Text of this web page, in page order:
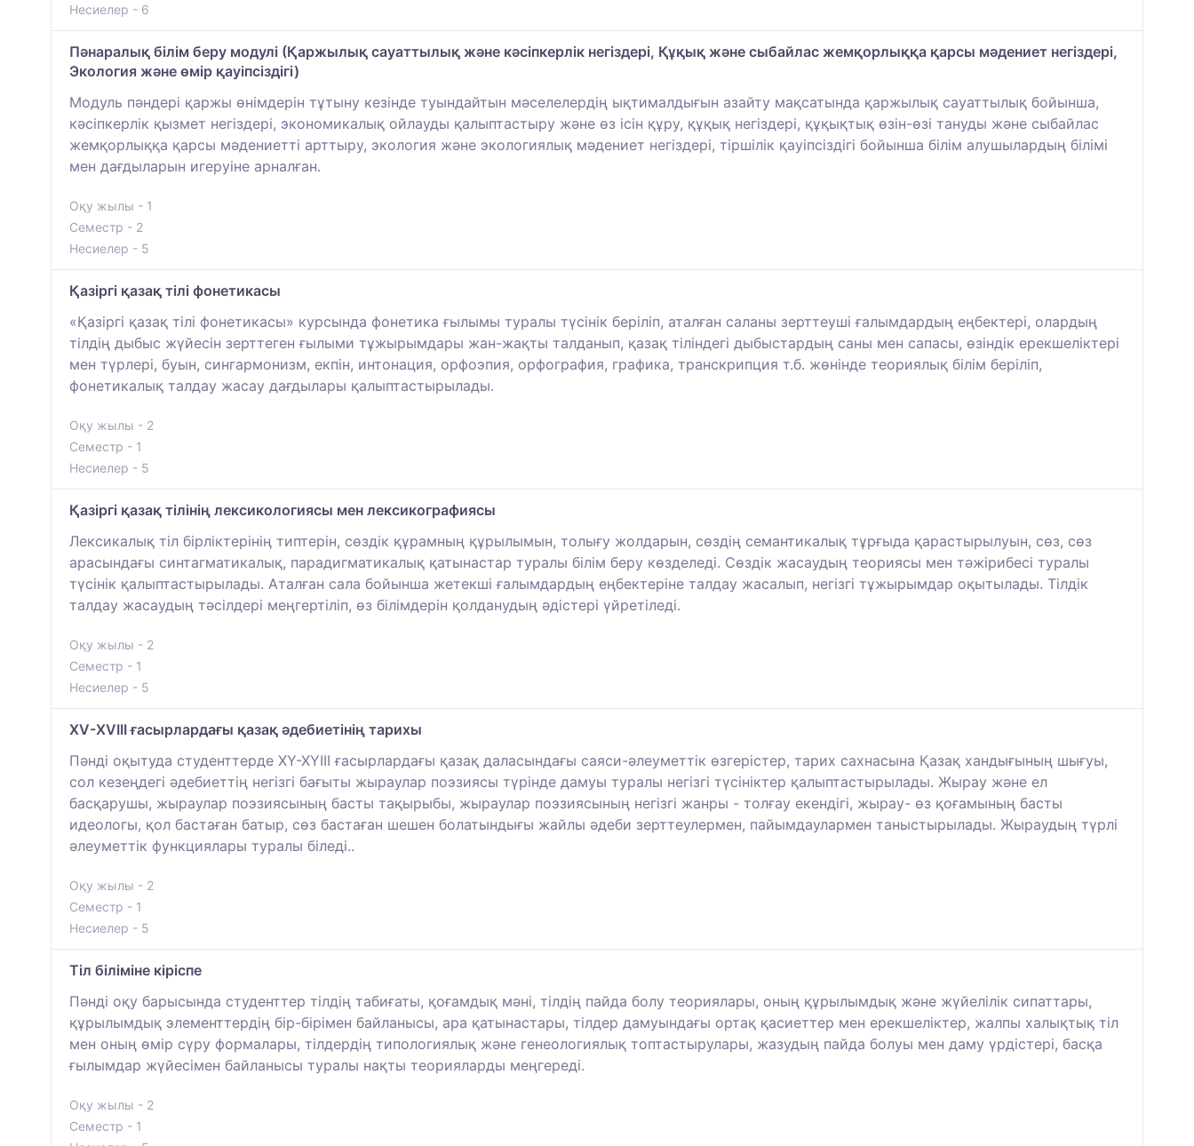
Несиелер - 6
Пәнаралық білім беру модулі (Қаржылық сауаттылық және кәсіпкерлік негіздері, Құқық және сыбайлас жемқорлыққа қарсы мәдениет негіздері,
Экология және өмір қауіпсіздігі)
Модуль пәндері қаржы өнімдерін тұтыну кезінде туындайтын мәселелердің ықтималдығын азайту мақсатында қаржылық сауаттылық бойынша,
кәсіпкерлік қызмет негіздері, экономикалық ойлауды қалыптастыру және өз ісін құру, құқық негіздері, құқықтық өзін-өзі тануды және сыбайлас
жемқорлыққа қарсы мәдениетті арттыру, экология және экологиялық мәдениет негіздері, тіршілік қауіпсіздігі бойынша білім алушылардың білімі
мен дағдыларын игеруіне арналған.
Оқу жылы - 1
Семестр - 2
Несиелер - 5
Қазіргі қазақ тілі фонетикасы
«Қазіргі қазақ тілі фонетикасы» курсында фонетика ғылымы туралы түсінік беріліп, аталған саланы зерттеуші ғалымдардың еңбектері, олардың
тілдің дыбыс жүйесін зерттеген ғылыми тұжырымдары жан-жақты талданып, қазақ тіліндегі дыбыстардың саны мен сапасы, өзіндік ерекшеліктері
мен түрлері, буын, сингармонизм, екпін, интонация, орфоэпия, орфография, графика, транскрипция т.б. жөнінде теориялық білім беріліп,
фонетикалық талдау жасау дағдылары қалыптастырылады.
Оқу жылы - 2
Семестр - 1
Несиелер - 5
Қазіргі қазақ тілінің лексикологиясы мен лексикографиясы
Лексикалық тіл бірліктерінің типтерін, сөздік құрамның құрылымын, толығу жолдарын, сөздің семантикалық тұрғыда қарастырылуын, сөз, сөз
арасындағы синтагматикалық, парадигматикалық қатынастар туралы білім беру көзделеді. Сөздік жасаудың теориясы мен тәжірибесі туралы
түсінік қалыптастырылады. Аталған сала бойынша жетекші ғалымдардың еңбектеріне талдау жасалып, негізгі тұжырымдар оқытылады. Тілдік
талдау жасаудың тәсілдері меңгертіліп, өз білімдерін қолданудың әдістері үйретіледі.
Оқу жылы - 2
Семестр - 1
Несиелер - 5
ХV-ХVIII ғасырлардағы қазақ әдебиетінің тарихы
Пәнді оқытуда студенттерде ХҮ-ХҮІІІ ғасырлардағы қазақ даласындағы саяси-әлеуметтік өзгерістер, тарих сахнасына Қазақ хандығының шығуы,
сол кезеңдегі әдебиеттің негізгі бағыты жыраулар поэзиясы түрінде дамуы туралы негізгі түсініктер қалыптастырылады. Жырау және ел
басқарушы, жыраулар поэзиясының басты тақырыбы, жыраулар поэзиясының негізгі жанры - толғау екендігі, жырау- өз қоғамының басты
идеологы, қол бастаған батыр, сөз бастаған шешен болатындығы жайлы әдеби зерттеулермен, пайымдаулармен таныстырылады. Жыраудың түрлі
әлеуметтік функциялары туралы біледі..
Оқу жылы - 2
Семестр - 1
Несиелер - 5
Тіл біліміне кіріспе
Пәнді оқу барысында студенттер тілдің табиғаты, қоғамдық мәні, тілдің пайда болу теориялары, оның құрылымдық және жүйелілік сипаттары,
құрылымдық элементтердің бір-бірімен байланысы, ара қатынастары, тілдер дамуындағы ортақ қасиеттер мен ерекшеліктер, жалпы халықтық тіл
мен оның өмір сүру формалары, тілдердің типологиялық және генеологиялық топтастырулары, жазудың пайда болуы мен даму үрдістері, басқа
ғылымдар жүйесімен байланысы туралы нақты теорияларды меңгереді.
Оқу жылы - 2
Семестр - 1